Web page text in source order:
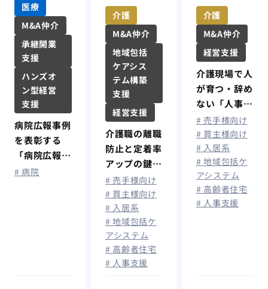
医療
M&A仲介
承継開業
支援
ハンズオ
ン型経営
支援
病院広報事例
を表彰する
「病院広報ア
ワード
# 病院
介護
M&A仲介
地域包括
ケアシス
テム構築
支援
経営支援
介護職の離職
防止と定着率
アップの鍵は
「人事制度の
見直し」にあ
り！
# 売手様向け
# 買主様向け
# 入居系
# 地域包括ケ
アシステム
# 高齢者住宅
# 人事支援
介護
M&A仲介
経営支援
介護現場で人
が育つ・辞め
ない「人事制
度」とは？
# 売手様向け
# 買主様向け
# 入居系
# 地域包括ケ
アシステム
# 高齢者住宅
# 人事支援